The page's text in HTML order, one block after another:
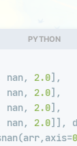
PYTHON
nan, 2.0],
nan, 2.0],
nan, 2.0],
nan, 2.0]],
0